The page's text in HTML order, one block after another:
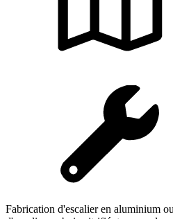
Fabrication d'escalier en aluminium